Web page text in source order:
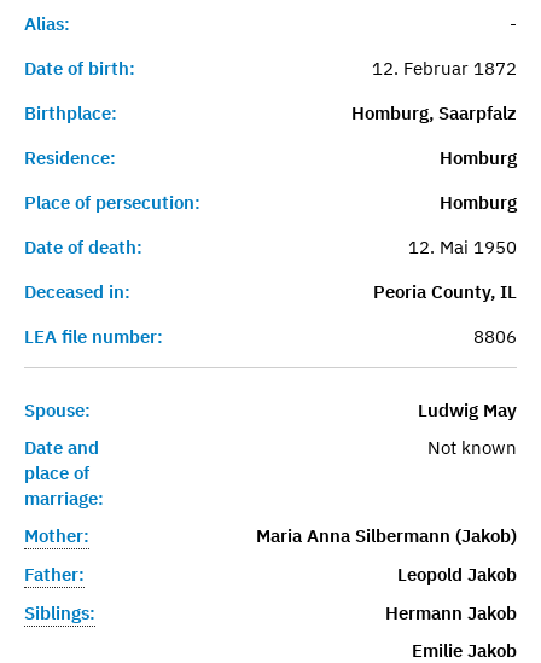
Alias:
-
Date of birth:
12. Februar 1872
Birthplace:
Homburg, Saarpfalz
Residence:
Homburg
Place of persecution:
Homburg
Date of death:
12. Mai 1950
Deceased in:
Peoria County, IL
LEA file number:
8806
Spouse:
Ludwig May
Date and
place of
marriage:
Not known
Mother:
Maria Anna Silbermann (Jakob)
Father:
Leopold Jakob
Siblings:
Hermann Jakob
Emilie Jakob